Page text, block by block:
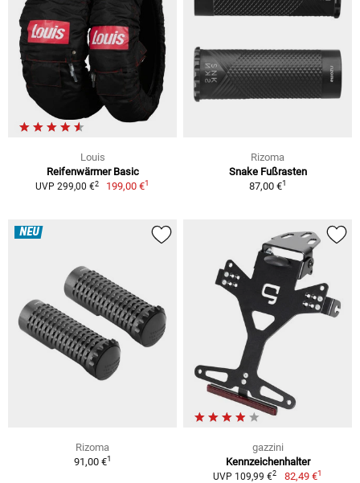
Louis
Reifenwärmer Basic
UVP 299,00 €2 199,00 €1
Rizoma
Snake Fußrasten
87,00 €1
NEU
Rizoma
91,00 €1
gazzini
Kennzeichenhalter
UVP 109,99 €2 82,49 €1